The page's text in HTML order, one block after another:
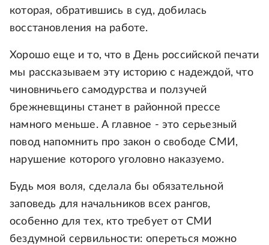
которая, обратившись в суд, добилась
восстановления на работе.
Хорошо еще и то, что в День российской печати
мы рассказываем эту историю с надеждой, что
чиновничьего самодурства и ползучей
брежневщины станет в районной прессе
намного меньше. А главное - это серьезный
повод напомнить про закон о свободе СМИ,
нарушение которого уголовно наказуемо.
Будь моя воля, сделала бы обязательной
заповедь для начальников всех рангов,
особенно для тех, кто требует от СМИ
бездумной сервильности: опереться можно